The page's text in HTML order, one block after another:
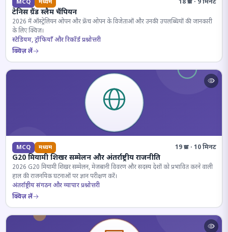
MCQ मध्यम 18 प्रश्न · 9 मिनट
टेनिस ग्रैंड स्लैम चैंपियन
2026 में ऑस्ट्रेलियन ओपन और फ्रेंच ओपन के विजेताओं और उनकी उपलब्धियों की जानकारी
के लिए क्विज़।
स्टेडियम, ट्रॉफियाँ और रिकॉर्ड प्रश्नोत्तरी
क्विज़ लें
MCQ मध्यम 19 प्रश्न · 10 मिनट
G20 मियामी शिखर सम्मेलन और अंतर्राष्ट्रीय राजनीति
2026 G20 मियामी शिखर सम्मेलन, मेजबानी विवरण और सदस्य देशों को प्रभावित करने वाली
हाल की राजनयिक घटनाओं पर ज्ञान परीक्षण करें।
अंतर्राष्ट्रीय संगठन और व्यापार प्रश्नोत्तरी
क्विज़ लें